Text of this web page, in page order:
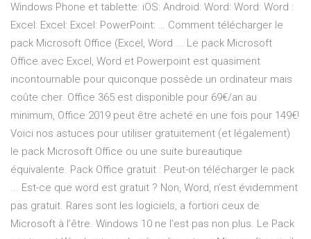
Windows Phone et tablette: iOS: Android: Word: Word: Word :
Excel: Excel: Excel: PowerPoint: … Comment télécharger le
pack Microsoft Office (Excel, Word ... Le pack Microsoft
Office avec Excel, Word et Powerpoint est quasiment
incontournable pour quiconque possède un ordinateur mais
coûte cher. Office 365 est disponible pour 69€/an au
minimum, Office 2019 peut être acheté en une fois pour 149€!
Voici nos astuces pour utiliser gratuitement (et légalement)
le pack Microsoft Office ou une suite bureautique
équivalente. Pack Office gratuit : Peut-on télécharger le pack
... Est-ce que word est gratuit ? Non, Word, n’est évidemment
pas gratuit. Rares sont les logiciels, a fortiori ceux de
Microsoft à l’être. Windows 10 ne l’est pas non plus. Le Pack